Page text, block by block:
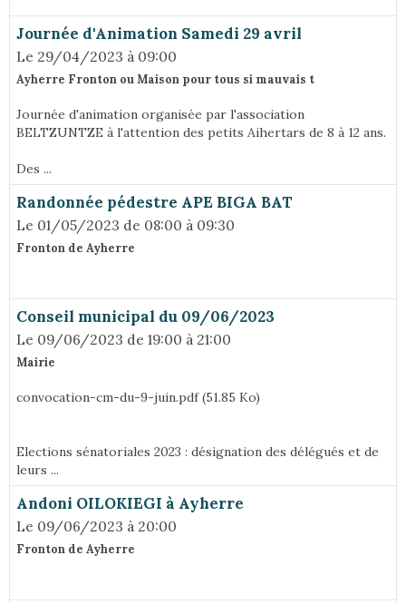
Journée d'Animation Samedi 29 avril
Le 29/04/2023 à 09:00
Ayherre Fronton ou Maison pour tous si mauvais t
Journée d'animation organisée par l'association
BELTZUNTZE à l'attention des petits Aihertars de 8 à 12 ans.
Des ...
Randonnée pédestre APE BIGA BAT
Le 01/05/2023 de 08:00 à 09:30
Fronton de Ayherre
Conseil municipal du 09/06/2023
Le 09/06/2023 de 19:00 à 21:00
Mairie
convocation-cm-du-9-juin.pdf (51.85 Ko)
Elections sénatoriales 2023 : désignation des délégués et de
leurs ...
Andoni OILOKIEGI à Ayherre
Le 09/06/2023 à 20:00
Fronton de Ayherre